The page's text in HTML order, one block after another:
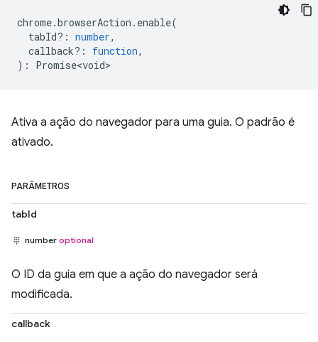
chrome.browserAction . enable(
tabId? : number,
callback? : function,
) : Promise<void>
Ativa a ação do navegador para uma guia. O padrão é
ativado.
PARÂMETROS
tabId
number optional
O ID da guia em que a ação do navegador será
modificada.
callback